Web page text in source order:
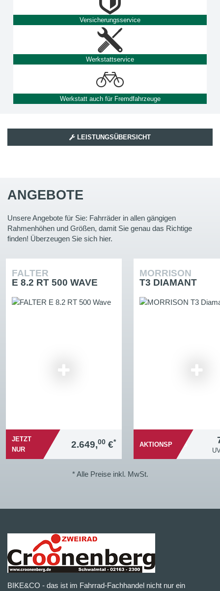
Versicherungsservice
Werkstattservice
Werkstatt auch für Fremdfahrzeuge
LEISTUNGSÜBERSICHT
ANGEBOTE
Unsere Angebote für Sie: Fahrräder in allen gängigen
Rahmenhöhen und Größen, damit Sie genau das Richtige
finden! Überzeugen Sie sich hier.
FALTER
E 8.2 RT 500 WAVE
JETZT
NUR
2.649,00 €*
MORRISON
T3 DIAMANT
AKTIONSPREIS
* Alle Preise inkl. MwSt.
BIKE&CO - das ist im Fahrrad-Fachhandel nicht nur ein